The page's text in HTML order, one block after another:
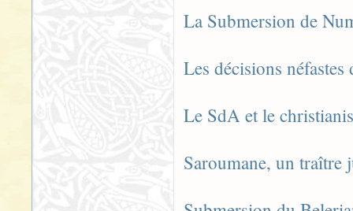
La Submersion de
Les décisions
Le SdA et le
Saroumane, un traître